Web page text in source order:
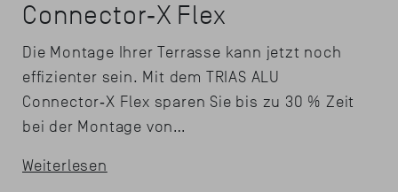
Connector‑X Flex
Die Montage Ihrer Terrasse kann jetzt noch
effizienter sein. Mit dem TRIAS ALU
Connector‑X Flex sparen Sie bis zu 30 % Zeit
bei der Montage von…
Weiterlesen